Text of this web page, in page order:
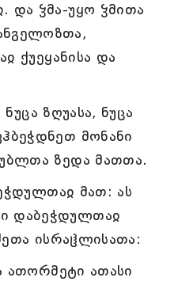
და ჴმა-უყო ჴმითა
ქუეყანისა და
ზღუასა, ნუცა
მონანი
ზედა მათთა.
მათ: ას
დაბეჭდულთაჲ
ისრაჱლისათა:
ათორმეტი ათასი